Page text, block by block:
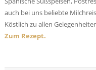
auch bei uns beliebte
Köstlich zu allen
Zum Rezept.